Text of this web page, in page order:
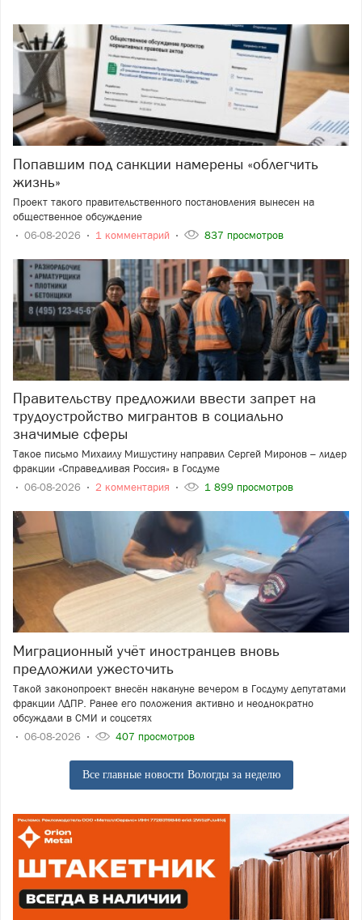
Попавшим под санкции намерены «облегчить
жизнь»
Проект такого правительственного постановления вынесен на
общественное обсуждение
06-08-2026
1 комментарий 837 просмотров
Правительству предложили ввести запрет на
трудоустройство мигрантов в социально
значимые сферы
Такое письмо Михаилу Мишустину направил Сергей Миронов – лидер
фракции «Справедливая Россия» в Госдуме
06-08-2026
2 комментария 1 899 просмотров
Миграционный учёт иностранцев вновь
предложили ужесточить
Такой законопроект внесён накануне вечером в Госдуму депутатами
фракции ЛДПР. Ранее его положения активно и неоднократно
обсуждали в СМИ и соцсетях
06-08-2026
407 просмотров
Все главные новости Вологды за неделю